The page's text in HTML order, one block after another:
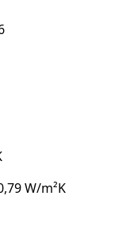
W/m²K